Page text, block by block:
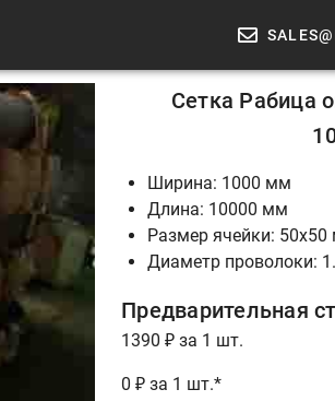
Сетка Рабица
Ширина: 1000 мм
Длина: 10000 мм
Размер ячейки:
Диаметр проволоки:
Предварительная
1390 ₽ за 1 шт.
0 ₽ за 1 шт.*